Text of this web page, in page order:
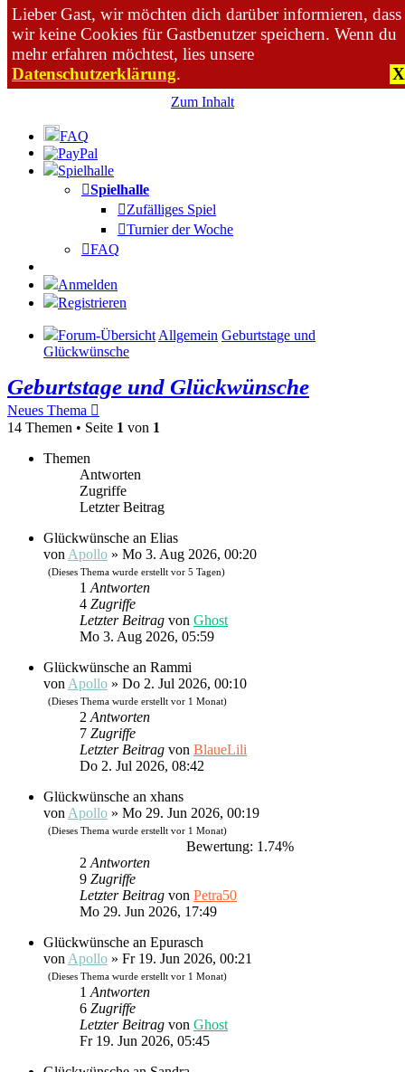
Lieber Gast, wir möchten dich darüber informieren, dass
wir keine Cookies für Gastbenutzer speichern. Wenn du
mehr erfahren möchtest, lies unsere
Datenschutzerklärung. X
Zum Inhalt
FAQ
Spielhalle
Spielhalle
Zufälliges Spiel
Turnier der Woche
FAQ
Anmelden
Registrieren
Forum-Übersicht Allgemein Geburtstage und
Glückwünsche
Geburtstage und Glückwünsche
Neues Thema
14 Themen • Seite 1 von 1
Themen
Antworten
Zugriffe
Letzter Beitrag
Glückwünsche an Elias
von Apollo » Mo 3. Aug 2026, 00:20
(Dieses Thema wurde erstellt vor 5 Tagen)
1 Antworten
4 Zugriffe
Letzter Beitrag von Ghost
Mo 3. Aug 2026, 05:59
Glückwünsche an Rammi
von Apollo » Do 2. Jul 2026, 00:10
(Dieses Thema wurde erstellt vor 1 Monat)
2 Antworten
7 Zugriffe
Letzter Beitrag von BlaueLili
Do 2. Jul 2026, 08:42
Glückwünsche an xhans
von Apollo » Mo 29. Jun 2026, 00:19
(Dieses Thema wurde erstellt vor 1 Monat)
Bewertung: 1.74%
2 Antworten
9 Zugriffe
Letzter Beitrag von Petra50
Mo 29. Jun 2026, 17:49
Glückwünsche an Epurasch
von Apollo » Fr 19. Jun 2026, 00:21
(Dieses Thema wurde erstellt vor 1 Monat)
1 Antworten
6 Zugriffe
Letzter Beitrag von Ghost
Fr 19. Jun 2026, 05:45